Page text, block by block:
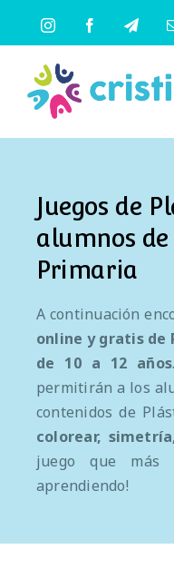
contenido
InstagramFacebook
Juegos de
alumnos de
Primaria
A continuación
online y gratis de
de 10 a 12 años
permitirán a los
contenidos de
colorear,
juego que más
aprendiendo!